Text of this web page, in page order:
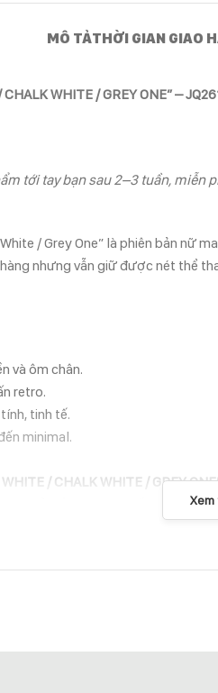
MÔ TẢTHỜI GIAN GIAO
WHITE / GREY ONE” –
tới tay bạn sau 2–3 tuần, miễn
/ Grey One” là phiên bản
nhưng vẫn giữ được nét thể
và ôm chân.
retro.
tinh tế.
minimal.
/ CHALK WHITE / GREY
cổ điển nhưng muốn vẻ ngoài